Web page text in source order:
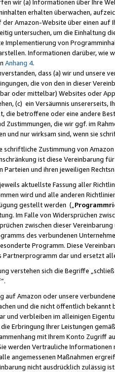
wir (a) Informationen über Ihre
erhalten überwachen,
Amazon-Website über einen
untersuchen, um die Einhaltung
Implementierung von
Informationen darüber, wie
Anhang 4.
dass (a) wir und
die von den in dieser
oder mittelbar) Websites oder
(c) ein Versäumnis unsererseits,
die betroffene oder eine andere
Zustimmungen, die wir ggf. im
und nur wirksam sind, wenn sie
schriftliche Zustimmung von
ist diese Vereinbarung
Parteien und ihren jeweiligen
aktuellste Fassung aller
wird und alle anderen
gestellt werden („
Im Falle von Widersprüchen
zwischen dieser
des verbundenen
Programm. Diese
Partnerprogramm dar und ersetzt
verstehen sich die Begriffe
auf Amazon oder unsere
und die nicht öffentlich
und verbleiben im alleinigen
Erbringung Ihrer Leistungen
mit Ihrem Konto
werden Vertrauliche
angemessenen Maßnahmen
nicht ausdrücklich zulässig